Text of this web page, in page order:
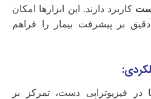
کاربرد دارند. این ابزارها امکان
بر پیشرفت بیمار را فراهم
در فیزیوتراپی دست، تمرکز بر